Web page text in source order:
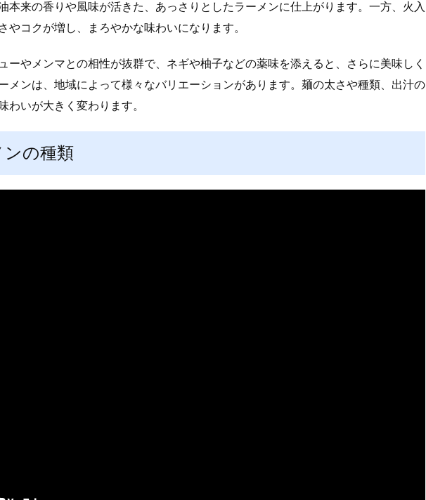
本来の香りや風味が活きた、あっさりとしたラーメンに仕上がります。一方、火入
やコクが増し、まろやかな味わいになります。
ーやメンマとの相性が抜群で、ネギや柚子などの薬味を添えると、さらに美味しく
メンは、地域によって様々なバリエーションがあります。麺の太さや種類、出汁の
わいが大きく変わります。
ンの種類